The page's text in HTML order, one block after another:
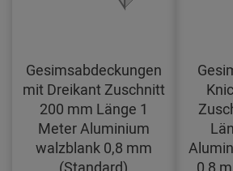
Gesimsabdeckungen
mit Dreikant Zuschnitt
200 mm Länge 1
Meter Aluminium
walzblank 0,8 mm
(Standard)
0,8